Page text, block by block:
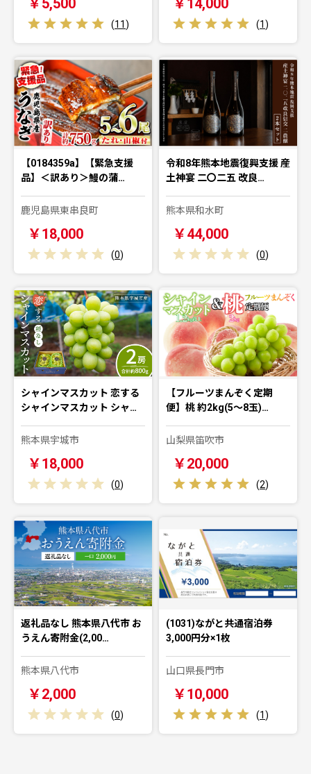
￥5,500
(11)
￥14,000
(1)
【0184359a】【緊急支援
品】＜訳あり＞鰻の蒲…
鹿児島県東串良町
￥18,000
(0)
令和8年熊本地震復興支援 産
土神宴 二〇二五 改良…
熊本県和水町
￥44,000
(0)
シャインマスカット 恋する
シャインマスカット シャ…
熊本県宇城市
￥18,000
(0)
【フルーツまんぞく定期
便】桃 約2kg(5～8玉)…
山梨県笛吹市
￥20,000
(2)
返礼品なし 熊本県八代市 お
うえん寄附金(2,00…
熊本県八代市
￥2,000
(0)
(1031)ながと共通宿泊券
3,000円分×1枚
山口県長門市
￥10,000
(1)